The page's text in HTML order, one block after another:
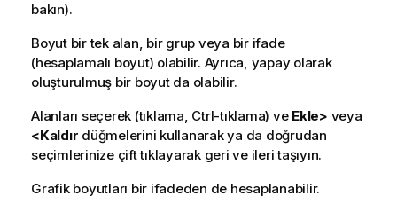
bakın).
Boyut bir tek alan, bir grup veya bir ifade
(hesaplamalı boyut) olabilir. Ayrıca, yapay olarak
oluşturulmuş bir boyut da olabilir.
Alanları seçerek (tıklama, Ctrl-tıklama) ve Ekle> veya
<Kaldır düğmelerini kullanarak ya da doğrudan
seçimlerinize çift tıklayarak geri ve ileri taşıyın.
Grafik boyutları bir ifadeden de hesaplanabilir.